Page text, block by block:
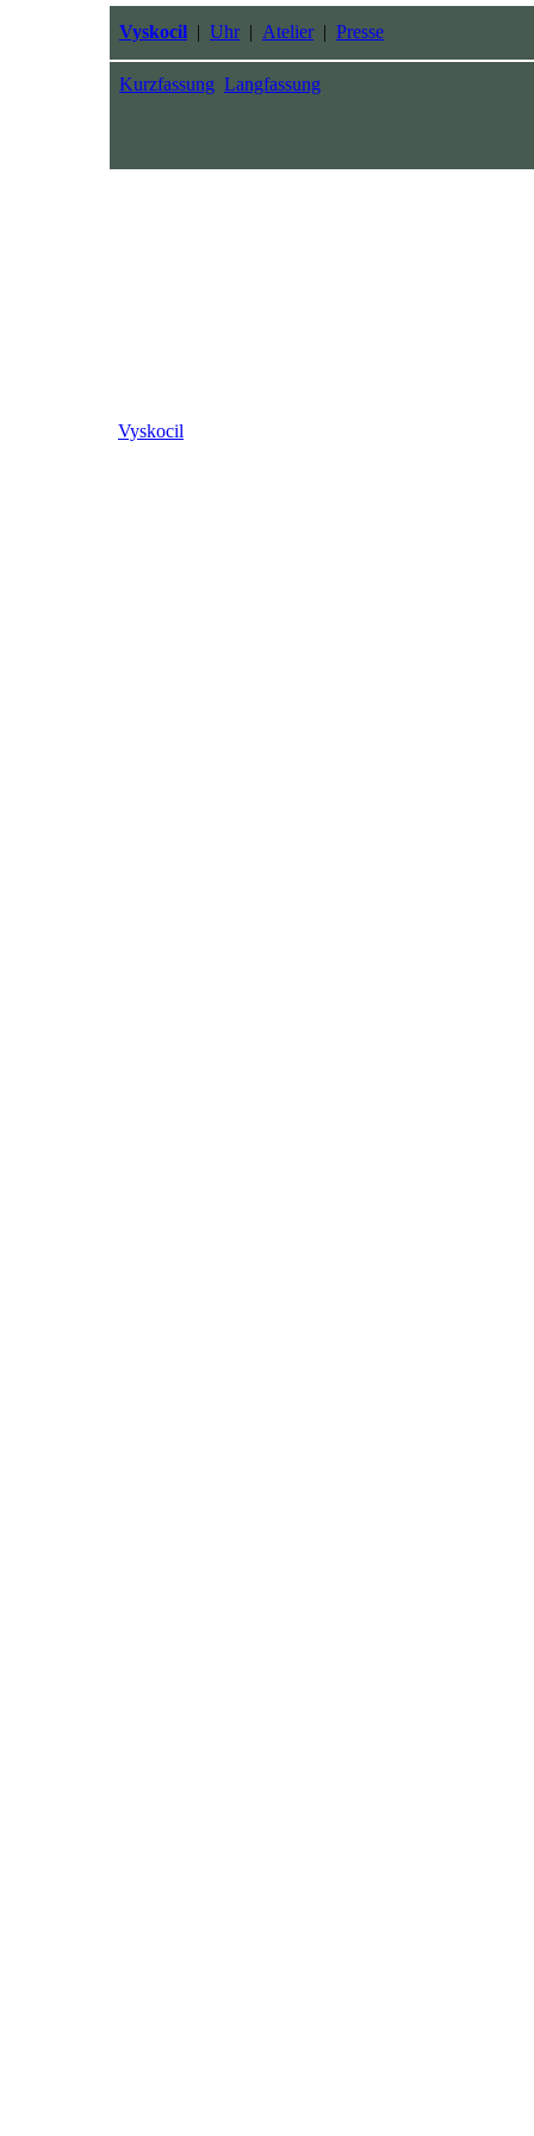
Vyskocil | Uhr| Atelier| Presse
Kurzfassung Langfassung
Vyskocil